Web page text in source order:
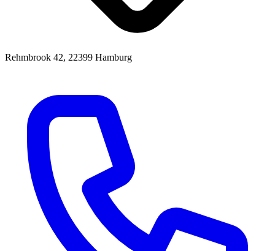
Rehmbrook 42, 22399 Hamburg